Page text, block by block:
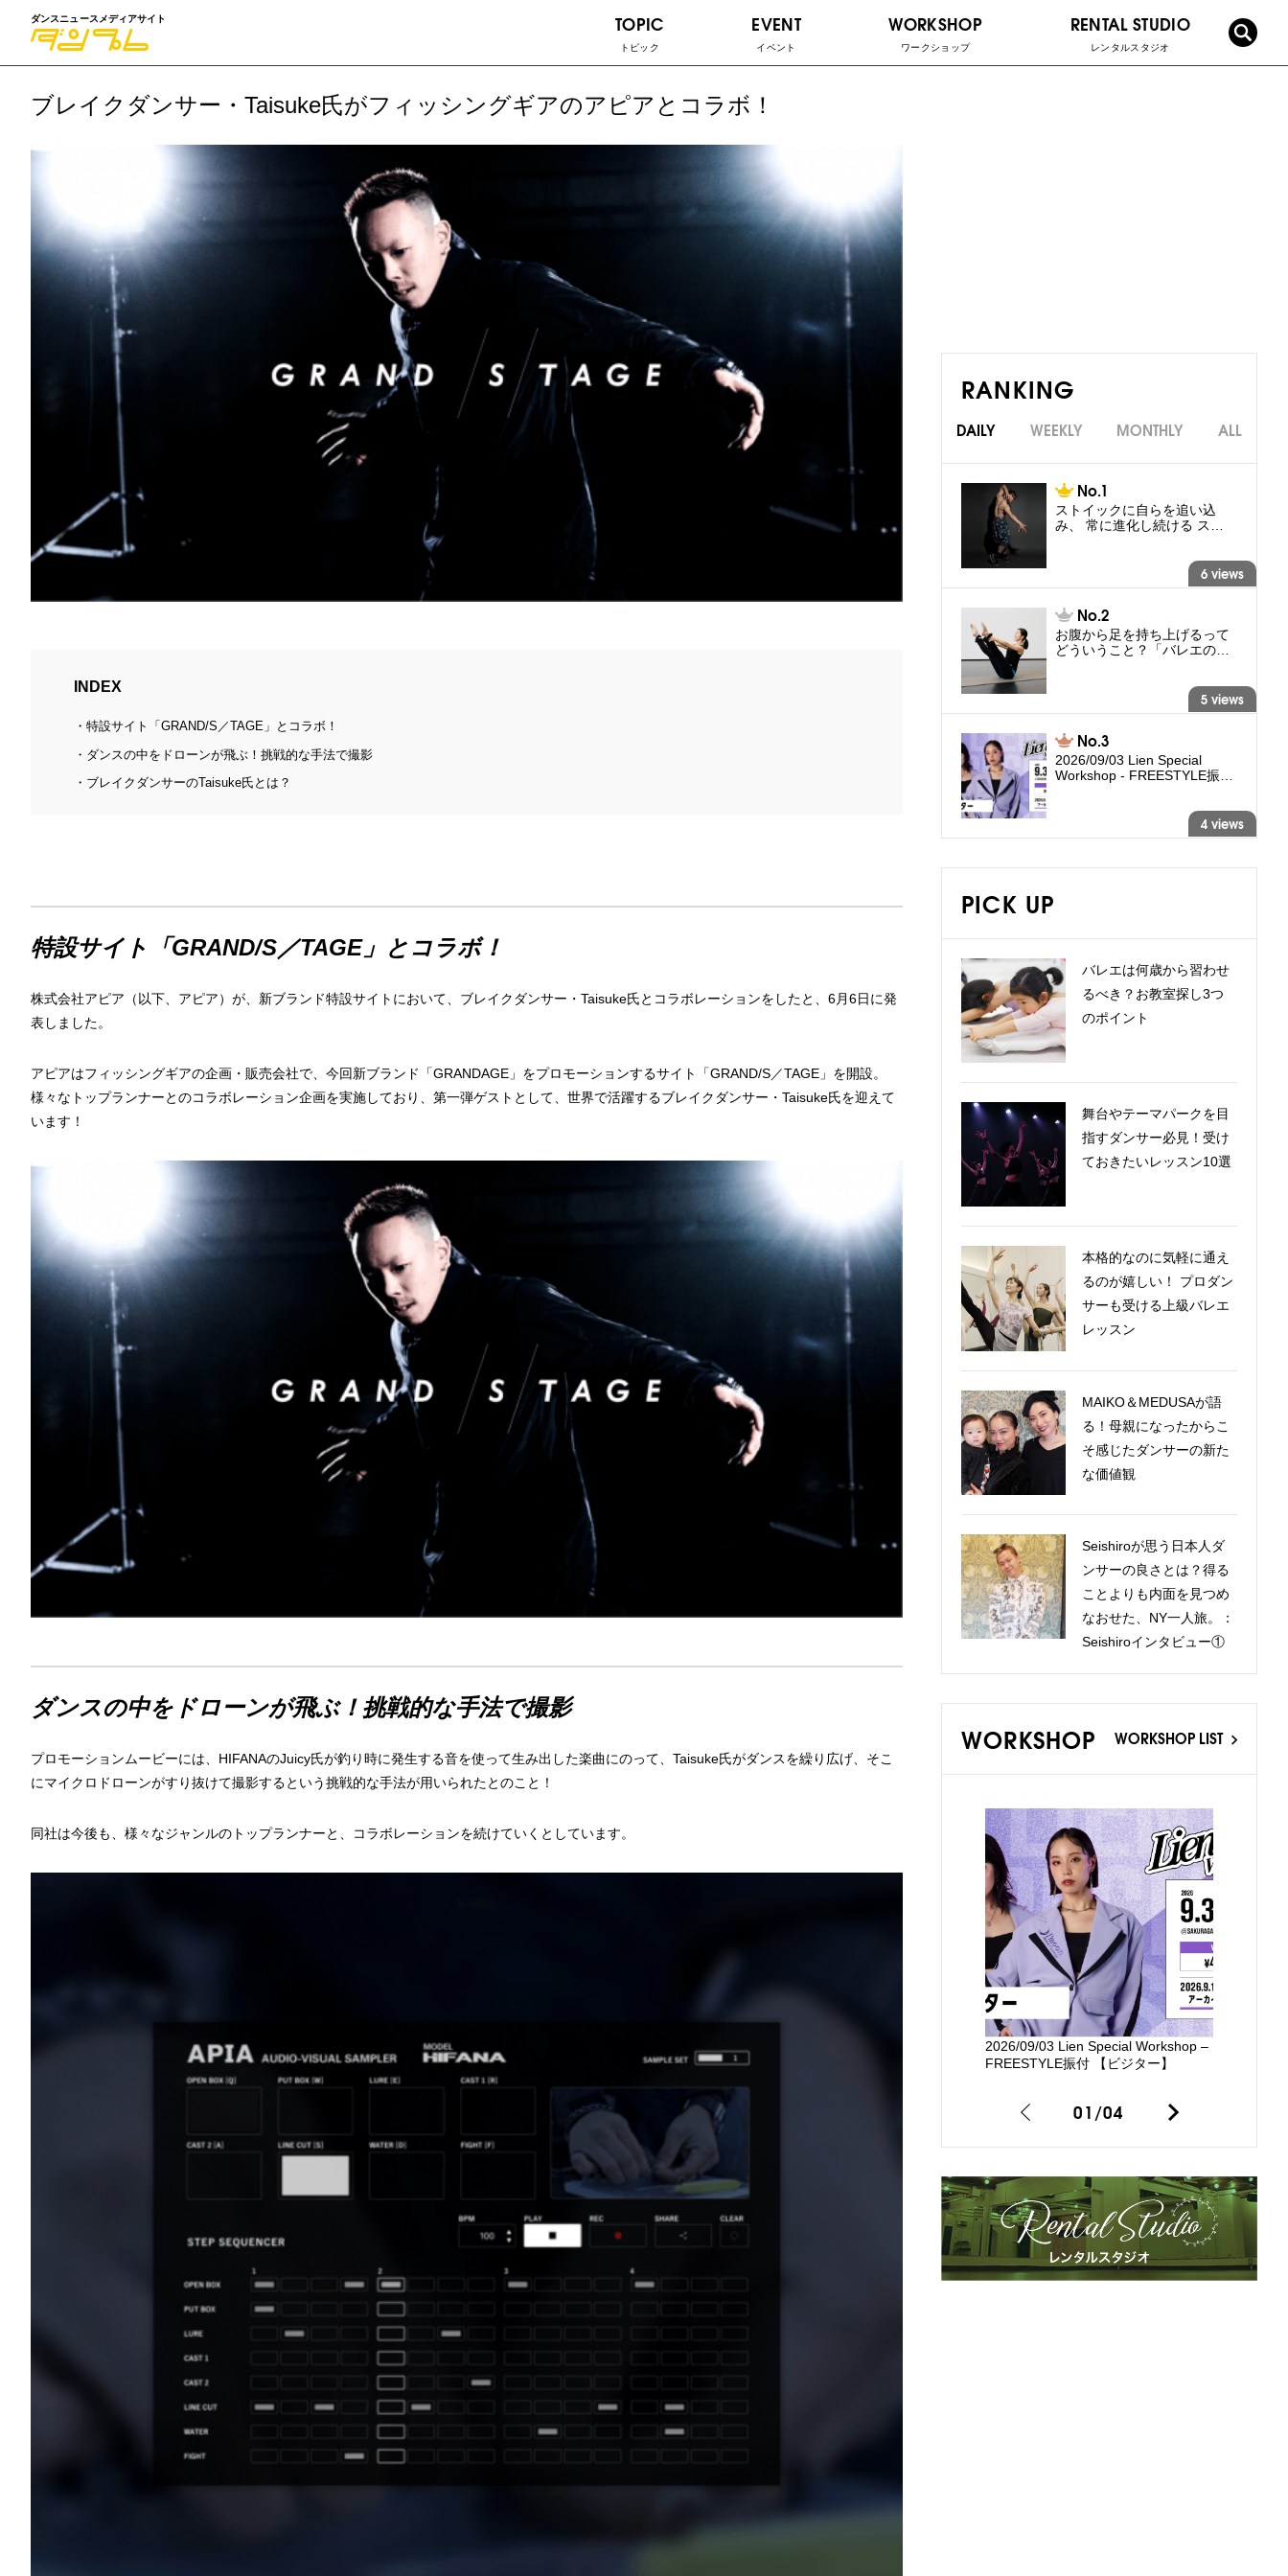
ダンスニュースメディアサイト TOPIC
トピック
EVENT
イベント
WORKSHOP
ワークショップ
RENTAL STUDIO
レンタルスタジオ
ブレイクダンサー・Taisuke氏がフィッシングギアのアピアとコラボ！
INDEX
特設サイト「GRAND/S／TAGE」とコラボ！
ダンスの中をドローンが飛ぶ！挑戦的な手法で撮影
ブレイクダンサーのTaisuke氏とは？
特設サイト「GRAND/S／TAGE」とコラボ！
株式会社アピア（以下、アピア）が、新ブランド特設サイトにおいて、ブレイクダンサー・Taisuke氏とコラボレーションをしたと、6月6日に発
表しました。
アピアはフィッシングギアの企画・販売会社で、今回新ブランド「GRANDAGE」をプロモーションするサイト「GRAND/S／TAGE」を開設。
様々なトップランナーとのコラボレーション企画を実施しており、第一弾ゲストとして、世界で活躍するブレイクダンサー・Taisuke氏を迎えて
います！
ダンスの中をドローンが飛ぶ！挑戦的な手法で撮影
プロモーションムービーには、HIFANAのJuicy氏が釣り時に発生する音を使って生み出した楽曲にのって、Taisuke氏がダンスを繰り広げ、そこ
にマイクロドローンがすり抜けて撮影するという挑戦的な手法が用いられたとのこと！
同社は今後も、様々なジャンルのトップランナーと、コラボレーションを続けていくとしています。
RANKING
DAILY WEEKLY MONTHLY ALL
ストイックに自らを追い込
み、 常に進化し続ける ス…
6 views
お腹から足を持ち上げるって
どういうこと？「バレエの…
5 views
2026/09/03 Lien Special
Workshop - FREESTYLE振…
4 views
PICK UP
バレエは何歳から習わせ
るべき？お教室探し3つ
のポイント
舞台やテーマパークを目
指すダンサー必見！受け
ておきたいレッスン10選
本格的なのに気軽に通え
るのが嬉しい！ プロダン
サーも受ける上級バレエ
レッスン
MAIKO＆MEDUSAが語
る！母親になったからこ
そ感じたダンサーの新た
な価値観
Seishiroが思う日本人ダ
ンサーの良さとは？得る
ことよりも内面を見つめ
なおせた、NY一人旅。：
Seishiroインタビュー①
WORKSHOP WORKSHOP LIST
2026/09/03 Lien Special Workshop –
FREESTYLE振付 【ビジター】
01/04